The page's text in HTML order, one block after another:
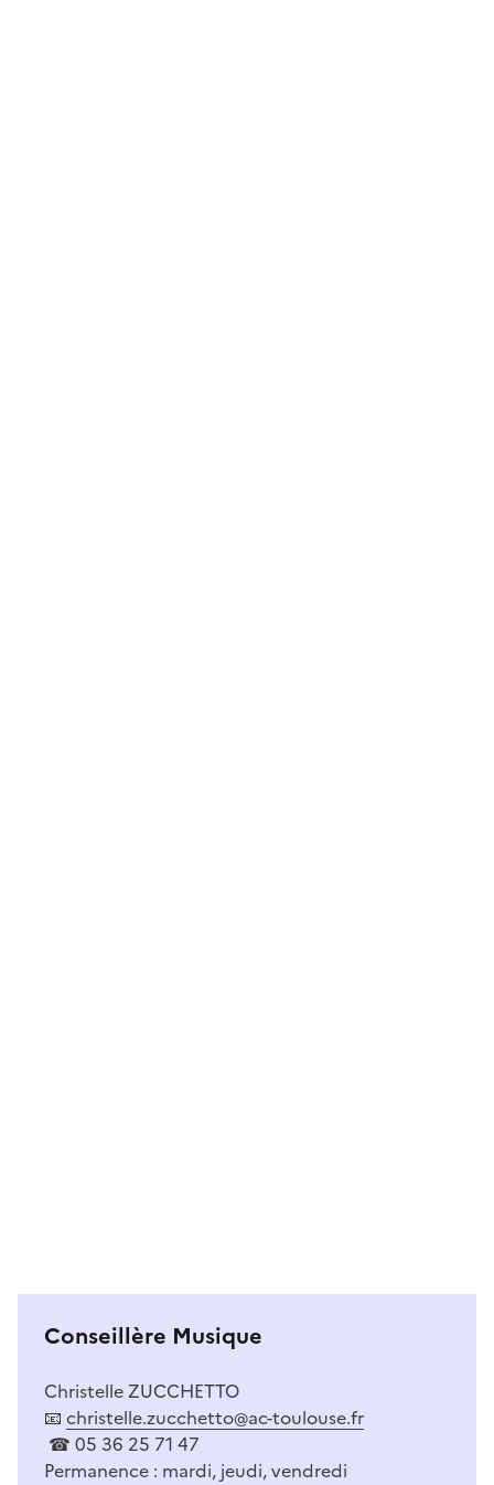
Conseillère Musique
Christelle ZUCCHETTO
📧 christelle.zucchetto@ac-toulouse.fr
☎ 05 36 25 71 47
Permanence : mardi, jeudi, vendredi